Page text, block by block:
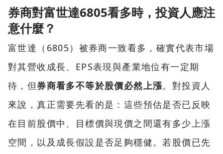
券商對富世達6805看多時，投資人應注
意什麼？
富世達（6805）被券商一致看多，確實代表市場
對其營收成長、EPS表現與產業地位有一定期
待，但券商看多不等於股價必然上漲。對投資人
來說，真正需要先看的是：這些預估是否已反映
在目前股價中、目標價與現價之間還有多少上漲
空間，以及成長假設是否足夠穩健。若股價已先